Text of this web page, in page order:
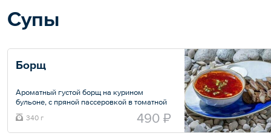
Супы
Борщ
Ароматный густой борщ на курином
бульоне, с пряной пассеровкой в томатной
сметаной, свежей зеленью, а также
ароматным бородинским хлебом с нежной
340 г 490 ₽